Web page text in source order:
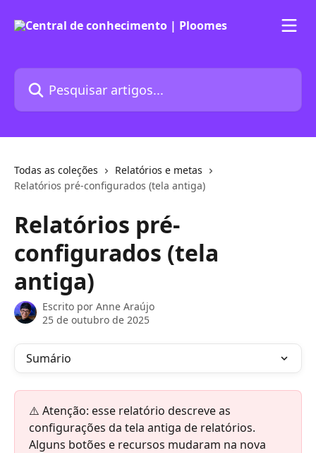
Pesquisar artigos...
Todas as coleções
Relatórios e metas
Relatórios pré-configurados (tela antiga)
Relatórios pré-
configurados (tela
antiga)
Escrito por Anne Araújo
25 de outubro de 2025
Sumário
⚠️ Atenção: esse relatório descreve as
configurações da tela antiga de relatórios.
Alguns botões e recursos mudaram na nova